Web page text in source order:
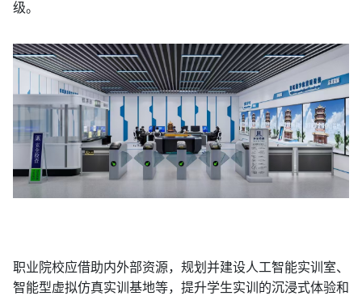
级。
职业院校应借助内外部资源，规划并建设人工智能实训室、
智能型虚拟仿真实训基地等，提升学生实训的沉浸式体验和